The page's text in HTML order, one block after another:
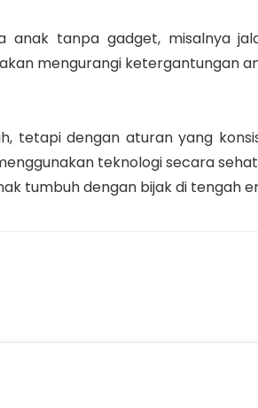
anak tanpa gadget, misalnya
mengurangi ketergantungan
tetapi dengan aturan yang
teknologi secara
tumbuh dengan bijak di tengah